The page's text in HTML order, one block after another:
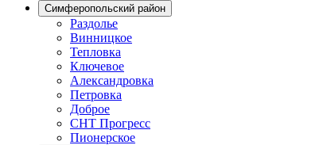
Симферопольский район
Раздолье
Винницкое
Тепловка
Ключевое
Александровка
Петровка
Доброе
СНТ Прогресс
Пионерское